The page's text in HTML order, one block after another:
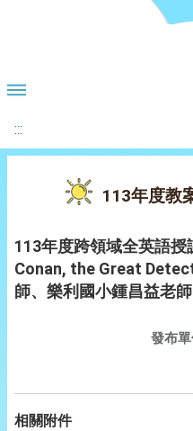
:::
113年度教
113年度跨領域全英語
Conan, the Great
師、樂利國小鍾昌益老
發布單
相關附件